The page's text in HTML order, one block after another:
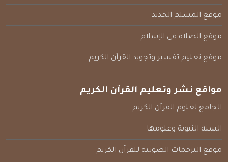
موقع المسلم الجديد
موقع الصلاة في الإسلام
موقع تعليم تفسير وتجويد القرآن الكريم
مواقع نشر وتعليم القرآن الكريم
الجامع لعلوم القرآن الكريم
السنة النبوية وعلومها
موقع الترجمات الصوتية للقرآن الكريم